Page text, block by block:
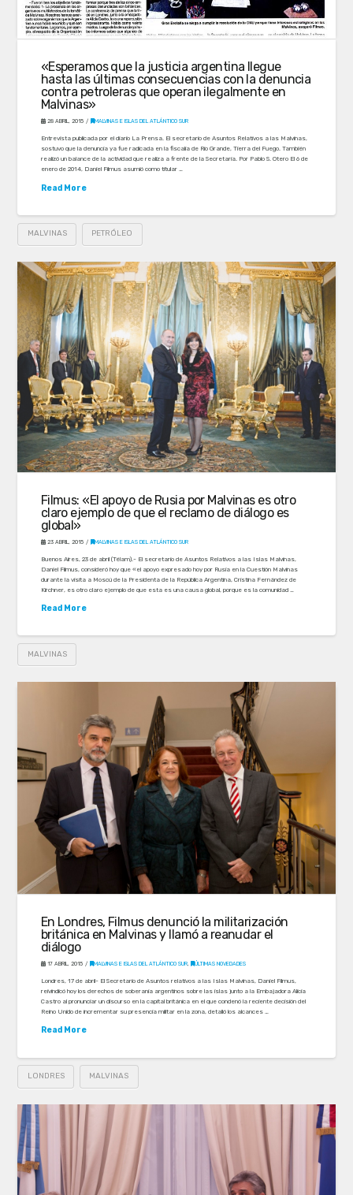
«Esperamos que la justicia argentina llegue
hasta las últimas consecuencias con la denuncia
contra petroleras que operan ilegalmente en
Malvinas»
28 ABRIL, 2015 MALVINAS E ISLAS DEL ATLÁNTICO SUR
Entrevista publicada por el diario La Prensa. El secretario de Asuntos Relativos a las Malvinas,
sostuvo que la denuncia ya fue radicada en la fiscalía de Río Grande, Tierra del Fuego. También
realizó un balance de la actividad que realiza a frente de la Secretaría. Por Pablo S. Otero El 6 de
enero de 2014, Daniel Filmus asumió como titular …
Read More
MALVINAS PETRÓLEO
Filmus: «El apoyo de Rusia por Malvinas es otro
claro ejemplo de que el reclamo de diálogo es
global»
23 ABRIL, 2015 MALVINAS E ISLAS DEL ATLÁNTICO SUR
Buenos Aires, 23 de abril (Télam).- El secretario de Asuntos Relativos a las Islas Malvinas,
Daniel Filmus, consideró hoy que «el apoyo expresado hoy por Rusia en la Cuestión Malvinas
durante la visita a Moscú de la Presidenta de la República Argentina, Cristina Fernández de
Kirchner, es otro claro ejemplo de que esta es una causa global, porque es la comunidad …
Read More
MALVINAS
En Londres, Filmus denunció la militarización
británica en Malvinas y llamó a reanudar el
diálogo
17 ABRIL, 2015 MALVINAS E ISLAS DEL ATLÁNTICO SUR, ÚLTIMAS NOVEDADES
Londres, 17 de abril- El Secretario de Asuntos relativos a las Islas Malvinas, Daniel Filmus,
reivindicó hoy los derechos de soberanía argentinos sobre las islas junto a la Embajadora Alicia
Castro al pronunciar un discurso en la capital británica en el que condenó la reciente decisión del
Reino Unido de incrementar su presencia militar en la zona, detalló los alcances …
Read More
LONDRES MALVINAS